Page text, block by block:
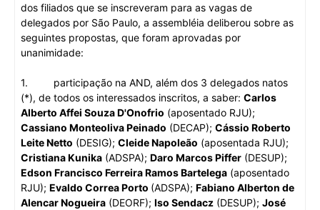
dos filiados que se inscreveram para as vagas de
delegados por São Paulo, a assembléia deliberou sobre as
seguintes propostas, que foram aprovadas por
unanimidade:
1.
participação na AND, além dos 3 delegados natos
(*), de todos os interessados inscritos, a saber: Carlos
Alberto Affei Souza D'Onofrio (aposentado RJU);
Cassiano Monteoliva Peinado (DECAP); Cássio Roberto
Leite Netto (DESIG); Cleide Napoleão (aposentada RJU);
Cristiana Kunika (ADSPA); Daro Marcos Piffer (DESUP);
Edson Francisco Ferreira Ramos Bartelega (aposentado
RJU); Evaldo Correa Porto (ADSPA); Fabiano Alberton de
Alencar Nogueira (DEORF); Iso Sendacz (DESUP); José